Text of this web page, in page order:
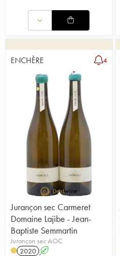
ENCHÈRE 4
Jurançon sec Carmeret
Domaine Lajibe - Jean-
Baptiste Semmartin
Jurançon sec AOC
2020 A